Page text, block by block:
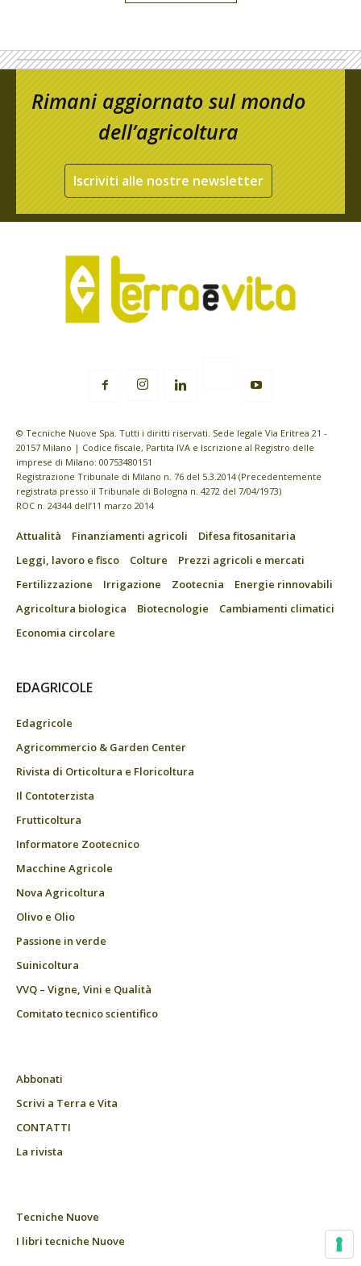
Rimani aggiornato sul mondo
dell’agricoltura
Iscriviti alle nostre newsletter
© Tecniche Nuove Spa. Tutti i diritti riservati. Sede legale Via Eritrea 21 -
20157 Milano | Codice fiscale, Partita IVA e Iscrizione al Registro delle
imprese di Milano: 00753480151
Registrazione Tribunale di Milano n. 76 del 5.3.2014 (Precedentemente
registrata presso il Tribunale di Bologna n. 4272 del 7/04/1973)
ROC n. 24344 dell’11 marzo 2014
Attualità Finanziamenti agricoli
Difesa fitosanitaria
Leggi, lavoro e fisco
Colture
Prezzi agricoli e mercati
Fertilizzazione
Irrigazione Zootecnia
Energie rinnovabili
Agricoltura biologica
Biotecnologie
Cambiamenti climatici
Economia circolare
EDAGRICOLE
Edagricole
Agricommercio & Garden Center
Rivista di Orticoltura e Floricoltura
Il Contoterzista
Frutticoltura
Informatore Zootecnico
Macchine Agricole
Nova Agricoltura
Olivo e Olio
Passione in verde
Suinicoltura
VVQ – Vigne, Vini e Qualità
Comitato tecnico scientifico
Abbonati
Scrivi a Terra e Vita
CONTATTI
La rivista
Tecniche Nuove
I libri tecniche Nuove